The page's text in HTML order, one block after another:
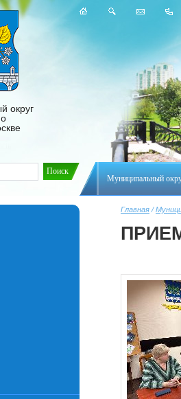
Муниципальный
округ
Главная /